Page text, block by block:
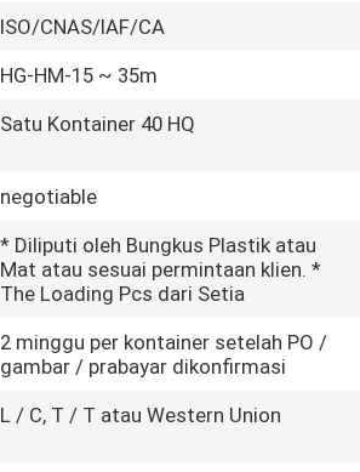
ISO/CNAS/IAF/CA
HG-HM-15 ~ 35m
Satu Kontainer 40 HQ
negotiable
* Diliputi oleh Bungkus Plastik atau
Mat atau sesuai permintaan klien. *
The Loading Pcs dari Setia
2 minggu per kontainer setelah PO /
gambar / prabayar dikonfirmasi
L / C, T / T atau Western Union